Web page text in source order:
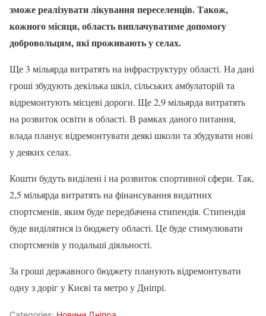
зможе реалізувати лікування переселенців. Також,
кожного місяця, область виплачуватиме допомогу
добровольцям, які проживають у селах.
Ще 3 мільярда витратять на інфраструктуру області. На дані
гроші збудують декілька шкіл, сільських амбулаторій та
відремонтують місцеві дороги. Ще 2,9 мільярда витратять
на розвиток освіти в області. В рамках даного питання,
влада планує відремонтувати деякі школи та збудувати нові
у деяких селах.
Кошти будуть виділені і на розвиток спортивної сфери. Так,
2,5 мільярда витратять на фінансування видатних
спортсменів, яким буде передбачена стипендія. Стипендія
буде виділятися із бюджету області. Це буде стимулювати
спортсменів у подальші діяльності.
За гроші державного бюджету планують відремонтувати
одну з доріг у Києві та метро у Дніпрі.